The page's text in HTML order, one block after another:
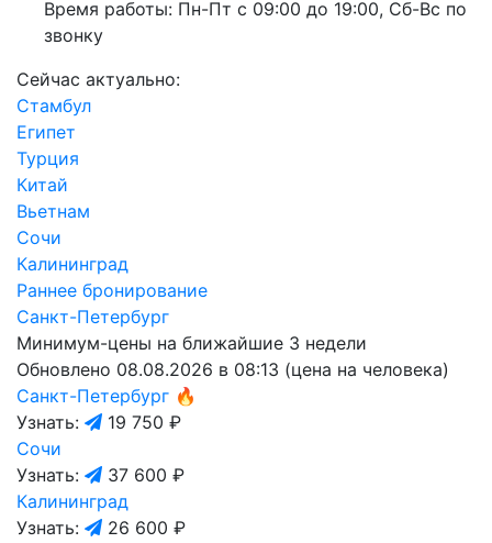
Время работы: Пн-Пт с 09:00 до 19:00, Сб-Вс по
звонку
Сейчас актуально:
Стамбул
Египет
Турция
Китай
Вьетнам
Сочи
Калининград
Раннее бронирование
Санкт-Петербург
Минимум-цены на ближайшие 3 недели
Обновлено 08.08.2026 в 08:13 (цена на человека)
Санкт-Петербург 🔥
Узнать:
19 750 ₽
Сочи
Узнать:
37 600 ₽
Калининград
Узнать:
26 600 ₽